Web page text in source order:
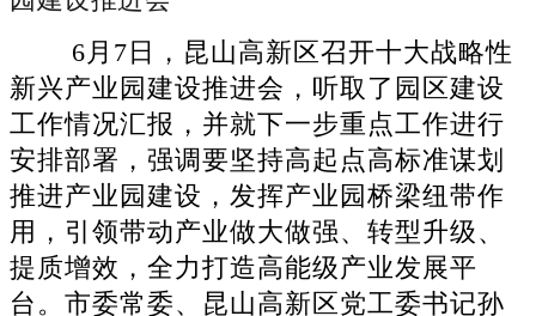
6月7日，昆山高新区召开十大战略性
新兴产业园建设推进会，听取了园区建设
工作情况汇报，并就下一步重点工作进行
安排部署，强调要坚持高起点高标准谋划
推进产业园建设，发挥产业园桥梁纽带作
用，引领带动产业做大做强、转型升级、
提质增效，全力打造高能级产业发展平
台。市委常委、昆山高新区党工委书记孙